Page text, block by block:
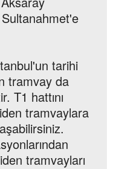
tarihi
tramvay da
T1 hattını
tramvaylara
tramvayları